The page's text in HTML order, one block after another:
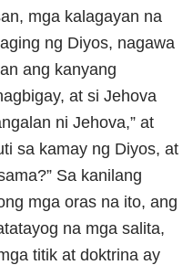
mga kalagayan na
ng Diyos, nagawa
ang kanyang
at si Jehova
ni Jehova,” at
sa kamay ng Diyos, at
Sa kanilang
mga oras na ito, ang
na mga salita,
titik at doktrina ay